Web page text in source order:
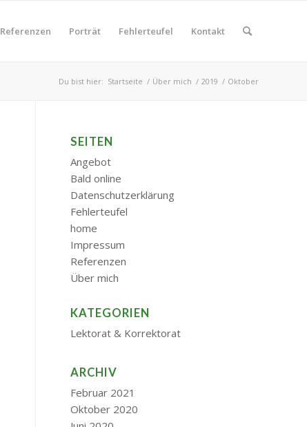
Referenzen Porträt Fehlerteufel Kontakt
Du bist hier: Startseite / Über mich / 2019 / Oktober
SEITEN
Angebot
Bald online
Datenschutzerklärung
Fehlerteufel
home
Impressum
Referenzen
Über mich
KATEGORIEN
Lektorat & Korrektorat
ARCHIV
Februar 2021
Oktober 2020